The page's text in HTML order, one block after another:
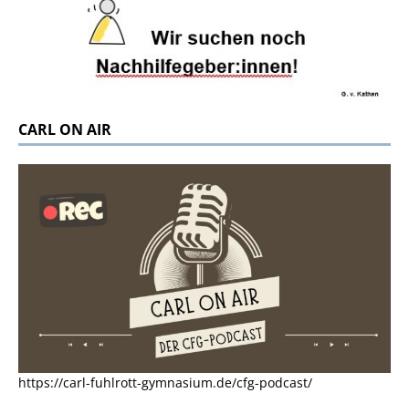
CARL ON AIR
https://carl-fuhlrott-gymnasium.de/cfg-podcast/